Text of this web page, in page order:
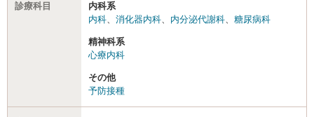
診療科目
内科系
内科、 消化器内科、 内分泌代謝科、 糖尿病科
精神科系
心療内科
その他
予防接種